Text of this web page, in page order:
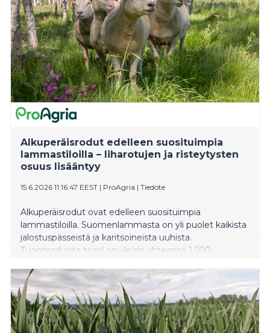
Alkuperäisrodut edelleen suosituimpia
lammastiloilla – liharotujen ja risteytysten
osuus lisääntyy
15.6.2026 11:16:47 EEST | ProAgria | Tiedote
Alkuperäisrodut ovat edelleen suosituimpia
lammastiloilla. Suomenlammasta on yli puolet kaikista
jalostuspässeistä ja karitsoineista uuhista.
Tuontiroduista texel on yleisin yhteensä 1 500
tuotosseurantaan kuuluvista uuhista.